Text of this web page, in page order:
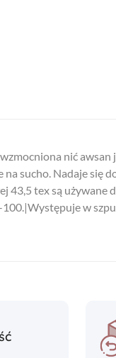
nić awsan
sucho. Nadaje się
43,5 tex są używane
w